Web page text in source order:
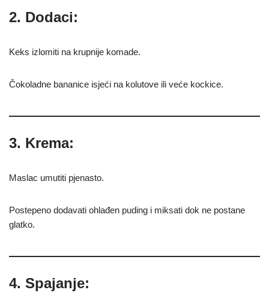
2. Dodaci:
Keks izlomiti na krupnije komade.
Čokoladne bananice isjeći na kolutove ili veće kockice.
3. Krema:
Maslac umutiti pjenasto.
Postepeno dodavati ohlađen puding i miksati dok ne postane
glatko.
4. Spajanje: